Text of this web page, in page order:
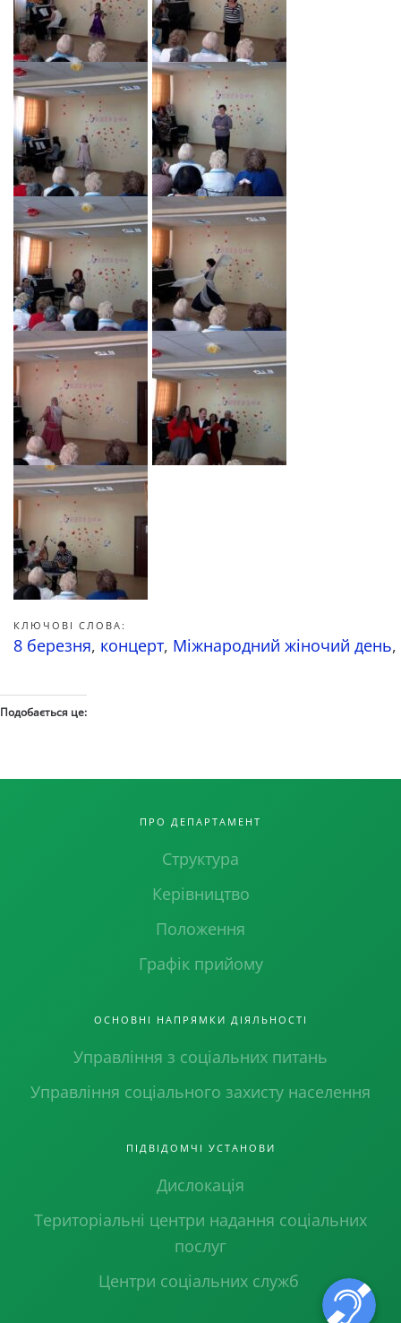
КЛЮЧОВІ СЛОВА:
8 березня, концерт, Міжнародний жіночий день,
Подобається це:
ПРО ДЕПАРТАМЕНТ
Структура
Керівництво
Положення
Графік прийому
ОСНОВНІ НАПРЯМКИ ДІЯЛЬНОСТІ
Управління з соціальних питань
Управління соціального захисту населення
ПІДВІДОМЧІ УСТАНОВИ
Дислокація
Територіальні центри надання соціальних
послуг
Центри соціальних служб